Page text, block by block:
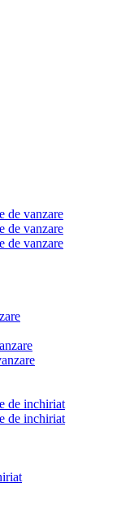
de vanzare
de vanzare
de vanzare
de inchiriat
de inchiriat